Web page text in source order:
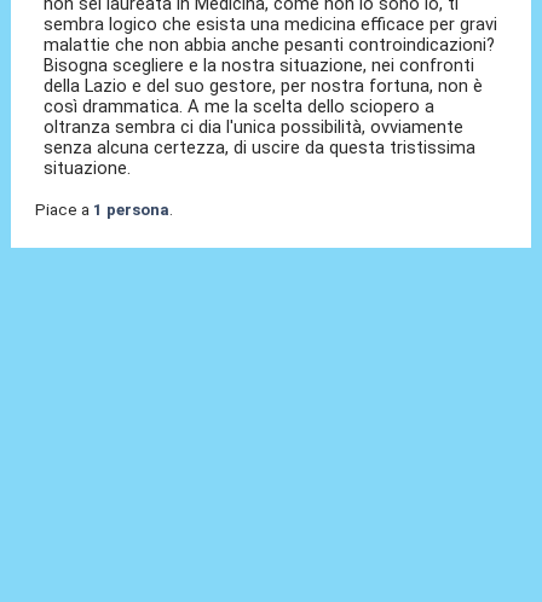
sembra logico che esista una medicina efficace per gravi
malattie che non abbia anche pesanti controindicazioni?
Bisogna scegliere e la nostra situazione, nei confronti
della Lazio e del suo gestore, per nostra fortuna, non è
così drammatica. A me la scelta dello sciopero a
oltranza sembra ci dia l'unica possibilità, ovviamente
senza alcuna certezza, di uscire da questa tristissima
situazione.
Piace a 1 persona.